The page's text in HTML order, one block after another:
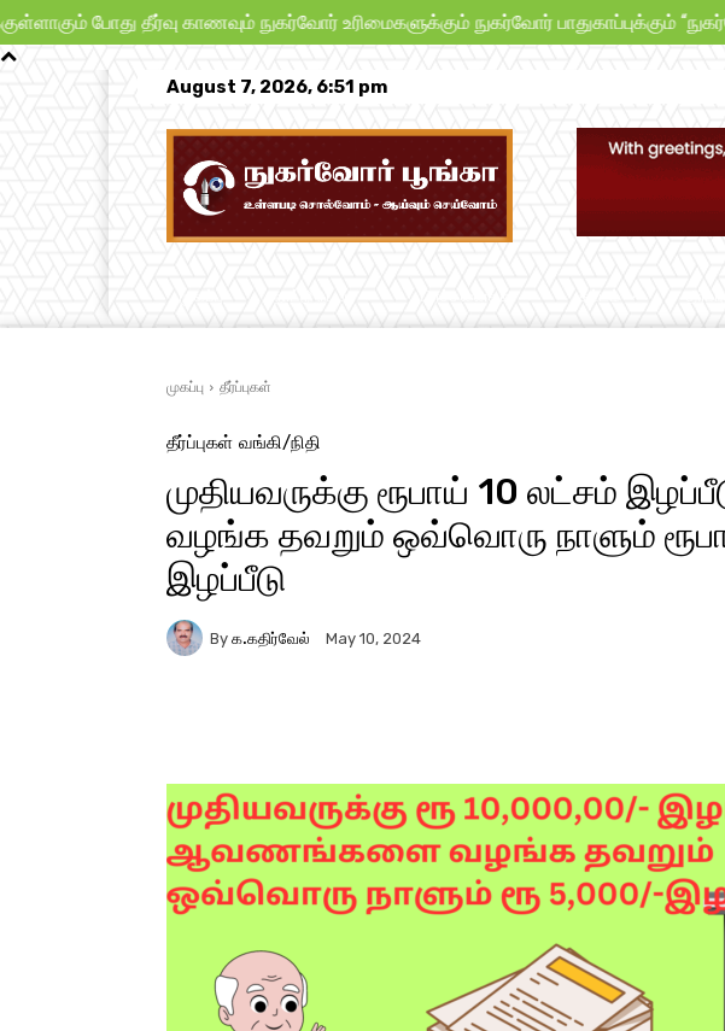
போது தீர்வு காணவும் நுகர்வோர் உரிமைகளுக்கும் நுகர்வோர் பாதுகாப்புக்கும்
August 7, 2026, 6:51 pm
முகப்பு தீர்ப்புகள்
தீர்ப்புகள் வங்கி/நிதி
முதியவருக்கு ரூபாய் 10 லட்சம்
வழங்க தவறும் ஒவ்வொரு நாளும்
இழப்பீடு
By க.கதிர்வேல் May 10, 2024